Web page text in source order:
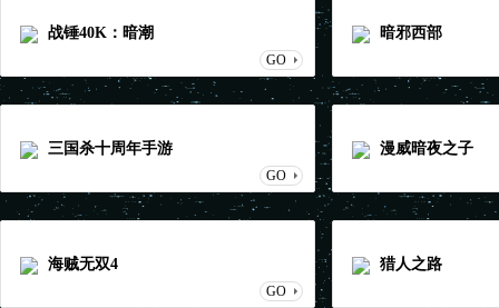
战锤40K：暗潮
GO
暗邪西部
三国杀十周年手游
GO
漫威暗夜之子
海贼无双4
GO
猎人之路